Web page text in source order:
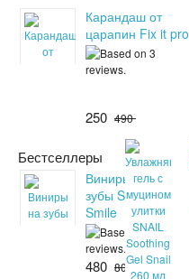
Карандаш от
царапин Fix it pro
250 490
Бестселлеры
Виниры на
зубы Snapon
Smile
480 800